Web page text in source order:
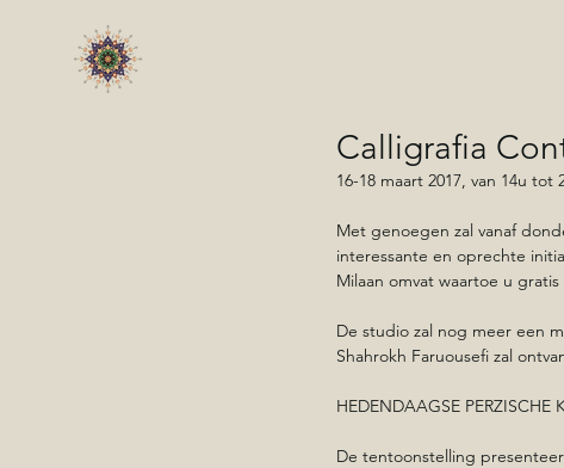
Calligrafia
16-18 maart 2017, van 14u tot
Met genoegen zal vanaf
interessante en oprechte
Milaan omvat waartoe u
De studio zal nog meer een
Shahrokh Faruousefi zal
HEDENDAAGSE PERZISCHE
De tentoonstelling